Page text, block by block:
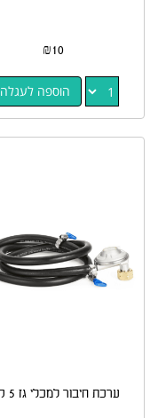
₪10
הוספה לעגלה
ערכת חיבור למכלי גז 5 קילו